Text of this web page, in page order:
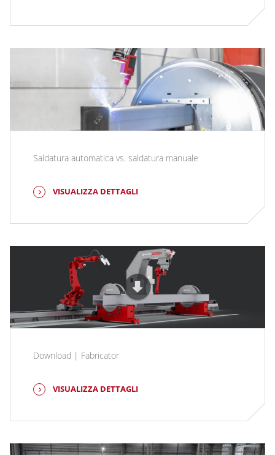
Saldatura automatica vs. saldatura manuale
VISUALIZZA DETTAGLI
Download | Fabricator
VISUALIZZA DETTAGLI